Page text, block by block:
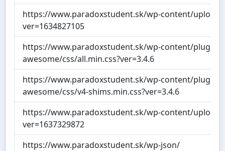
https://www.paradoxstudent.sk/wp-content/
ver=1634827105
https://www.paradoxstudent.sk/wp-content/
awesome/css/all.min.css?ver=3.4.6
https://www.paradoxstudent.sk/wp-content/
awesome/css/v4-shims.min.css?ver=3.4.6
https://www.paradoxstudent.sk/wp-content/
ver=1637329872
https://www.paradoxstudent.sk/wp-json/